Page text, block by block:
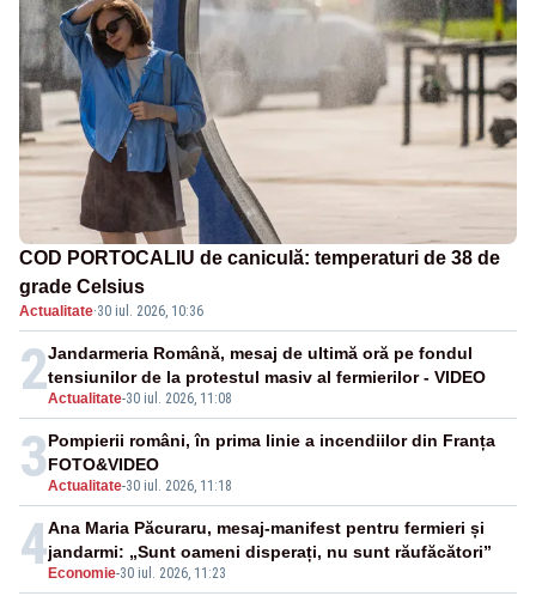
COD PORTOCALIU de caniculă: temperaturi de 38 de
grade Celsius
Actualitate·30 iul. 2026, 10:36
2Actualitate-30 iul. 2026, 11:08
Jandarmeria Română, mesaj de ultimă oră pe fondul
tensiunilor de la protestul masiv al fermierilor - VIDEO
3Actualitate-30 iul. 2026, 11:18
Pompierii români, în prima linie a incendiilor din Franța
FOTO&VIDEO
4 Economie-30 iul. 2026, 11:23
Ana Maria Păcuraru, mesaj-manifest pentru fermieri și
jandarmi: „Sunt oameni disperați, nu sunt răufăcători”